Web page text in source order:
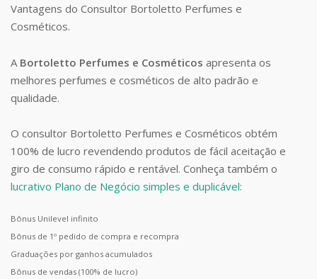
Vantagens do Consultor Bortoletto Perfumes e
Cosméticos.
A Bortoletto Perfumes e Cosméticos apresenta os
melhores perfumes e cosméticos de alto padrão e
qualidade.
O consultor Bortoletto Perfumes e Cosméticos obtém
100% de lucro revendendo produtos de fácil aceitação e
giro de consumo rápido e rentável. Conheça também o
lucrativo Plano de Negócio simples e duplicável:
Bônus Unilevel infinito
Bônus de 1º pedido de compra e recompra
Graduações por ganhos acumulados
Bônus de vendas (100% de lucro)